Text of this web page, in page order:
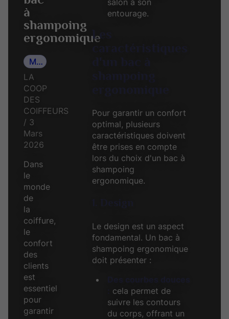
à
shampoing
ergonomique
Mobilier de coiffure
LA
COOP
DES
COIFFEURS
/ 3
Mars
2026
Dans
le
monde
de
la
coiffure,
le
confort
des
clients
est
essentiel
pour
garantir
entourage.
Les
Pour garantir un confort
optimal, plusieurs
caractéristiques doivent
être prises en compte
lors du choix d'un bac à
shampoing
ergonomique.
Le design est un aspect
fondamental. Un bac à
shampoing ergonomique
doit présenter :
cela permet de
suivre les contours
du corps, offrant un